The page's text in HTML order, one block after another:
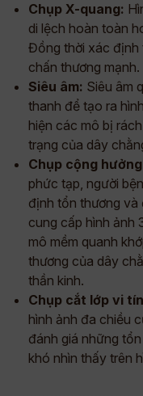
Chụp X-quang:
di lệch hoàn toàn
Đồng thời xác định
chấn thương mạnh.
Siêu âm: Siêu âm
thanh để tạo ra
hiện các mô bị
trạng của dây
Chụp cộng
phức tạp, người
định tổn thương và
cung cấp hình ảnh
mô mềm quanh
thương của dây
thần kinh.
Chụp cắt lớp vi
hình ảnh đa chiều
đánh giá những
khó nhìn thấy trên